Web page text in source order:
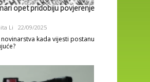
opet pridobiju povjerenje
Li 22/09/2025
kada vijesti postanu